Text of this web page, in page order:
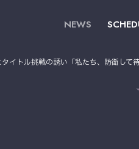
NEWS
イトル挑戦の誘い「私たち、防衛して